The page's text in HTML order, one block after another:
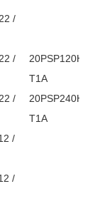
/
/
T1A
/
T1A
/
/